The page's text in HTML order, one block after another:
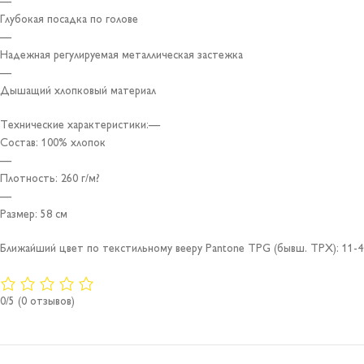
Глубокая посадка по голове
—
Надежная регулируемая металлическая застежка
—
Дышащий хлопковый материал
Технические характеристики:—
Состав: 100% хлопок
—
Плотность: 260 г/м?
—
Размер: 58 см
Ближайший цвет по текстильному вееру Pantone TPG (бывш. TPX): 11-
0/5 (0 отзывов)